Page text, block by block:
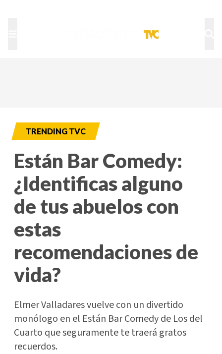
TRENDING TVC
Están Bar Comedy:
¿Identificas alguno
de tus abuelos con
estas
recomendaciones de
vida?
Elmer Valladares vuelve con un divertido
monólogo en el Están Bar Comedy de Los del
Cuarto que seguramente te traerá gratos
recuerdos.